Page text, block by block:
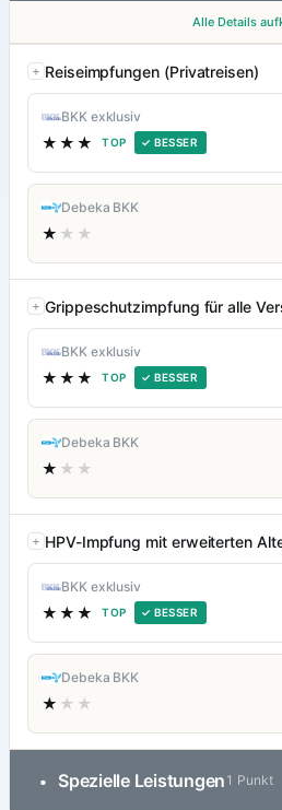
Alle Details
Reiseimpfungen (Privatreisen)
BKK exklusiv
★★★ TOP ✓ BESSER
Debeka BKK
★ ★★
Grippeschutzimpfung für alle
BKK exklusiv
★★★ TOP ✓ BESSER
Debeka BKK
★ ★★
HPV-Impfung mit erweiterten
BKK exklusiv
★★★ TOP ✓ BESSER
Debeka BKK
★ ★★
• Spezielle Leistungen 1 Punkt